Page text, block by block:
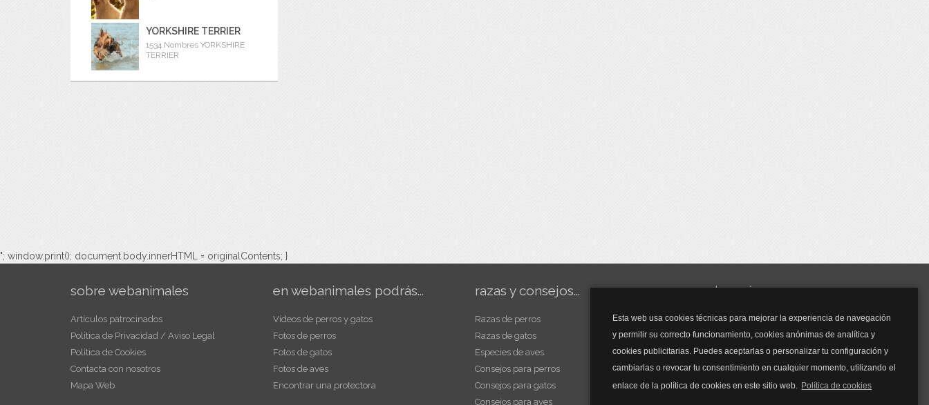
Esta web usa cookies técnicas para mejorar la experiencia de navegación
y permitir su correcto funcionamiento, cookies anónimas de analítica y
cookies publicitarias. Puedes aceptarlas o personalizar tu configuración y
cambiarlas o revocar tu consentimiento en cualquier momento, utilizando el
enlace de la política de cookies en este sitio web. Política de cookies
YORKSHIRE TERRIER
1534 Nombres YORKSHIRE
TERRIER
"; window.print(); document.body.innerHTML = originalContents; }
sobre webanimales
Artículos patrocinados
Política de Privacidad / Aviso Legal
Política de Cookies
Contacta con nosotros
Mapa Web
en webanimales podrás...
Vídeos de perros y gatos
Fotos de perros
Fotos de gatos
Fotos de aves
Encontrar una protectora
razas y consejos...
Razas de perros
Razas de gatos
Especies de aves
Consejos para perros
Consejos para gatos
Consejos para aves
y mucho más...
Mascarillas
Mascarillas FFP2
Mascarillas FFP3
Bolsos
Bolsos Tous